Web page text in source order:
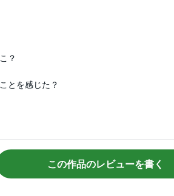
？
とを感じた？
この作品のレビューを書く